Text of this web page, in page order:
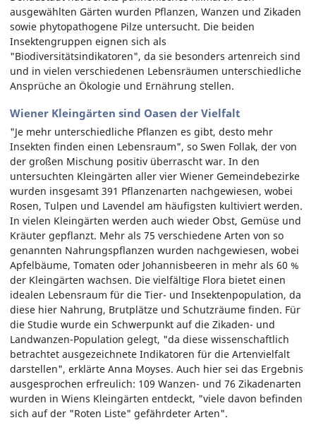
ausgewählten Gärten wurden Pflanzen, Wanzen und Zikaden
sowie phytopathogene Pilze untersucht. Die beiden
Insektengruppen eignen sich als
"Biodiversitätsindikatoren", da sie besonders artenreich sind
und in vielen verschiedenen Lebensräumen unterschiedliche
Ansprüche an Ökologie und Ernährung stellen.
Wiener Kleingärten sind Oasen der Vielfalt
"Je mehr unterschiedliche Pflanzen es gibt, desto mehr
Insekten finden einen Lebensraum", so Swen Follak, der von
der großen Mischung positiv überrascht war. In den
untersuchten Kleingärten aller vier Wiener Gemeindebezirke
wurden insgesamt 391 Pflanzenarten nachgewiesen, wobei
Rosen, Tulpen und Lavendel am häufigsten kultiviert werden.
In vielen Kleingärten werden auch wieder Obst, Gemüse und
Kräuter gepflanzt. Mehr als 75 verschiedene Arten von so
genannten Nahrungspflanzen wurden nachgewiesen, wobei
Apfelbäume, Tomaten oder Johannisbeeren in mehr als 60 %
der Kleingärten wachsen. Die vielfältige Flora bietet einen
idealen Lebensraum für die Tier- und Insektenpopulation, da
diese hier Nahrung, Brutplätze und Schutzräume finden. Für
die Studie wurde ein Schwerpunkt auf die Zikaden- und
Landwanzen-Population gelegt, "da diese wissenschaftlich
betrachtet ausgezeichnete Indikatoren für die Artenvielfalt
darstellen", erklärte Anna Moyses. Auch hier sei das Ergebnis
ausgesprochen erfreulich: 109 Wanzen- und 76 Zikadenarten
wurden in Wiens Kleingärten entdeckt, "viele davon befinden
sich auf der "Roten Liste" gefährdeter Arten".